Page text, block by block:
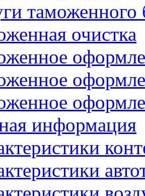
таможенного
очистка
информация